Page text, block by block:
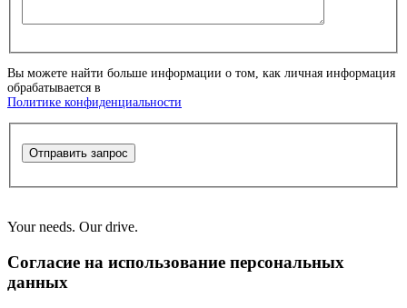
Вы можете найти больше информации о том, как личная информация
обрабатывается в
Политике конфиденциальности
Отправить запрос
Your needs. Our drive.
Согласие на использование персональных
данных